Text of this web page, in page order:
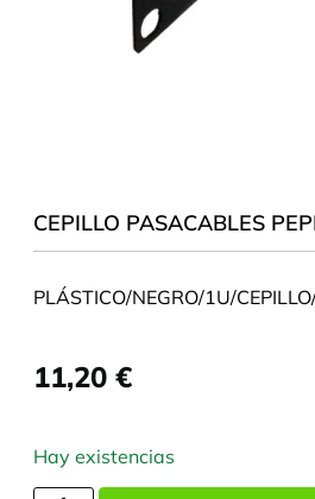
CEPILLO PASACABLES
PLÁSTICO/NEGRO/1U/
11,20 €
Hay existencias